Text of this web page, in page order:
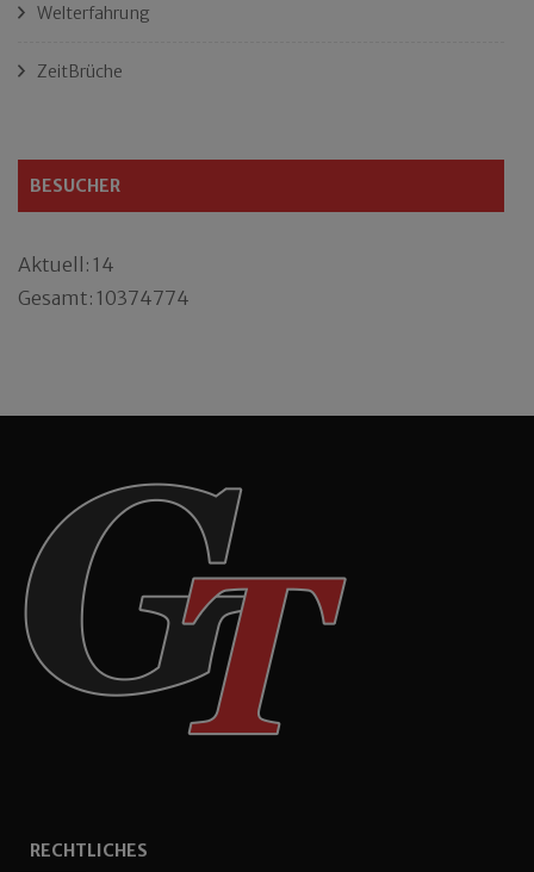
Welterfahrung
ZeitBrüche
BESUCHER
Aktuell: 14
Gesamt: 10374774
RECHTLICHES